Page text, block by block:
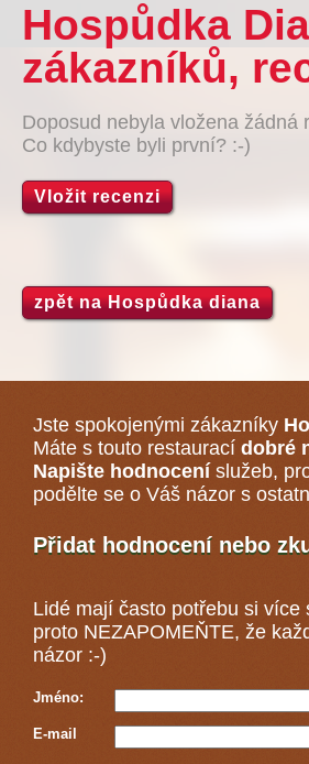
Hospůdka
zákazníků,
Doposud nebyla vložena žádná
Co kdybyste byli první? :-)
Vložit recenzi
zpět na Hospůdka diana
Jste spokojenými zákazníky
Máte s touto restaurací dobré
Napište hodnocení služeb,
podělte se o Váš názor s
Přidat hodnocení nebo
Lidé mají často potřebu si více
proto NEZAPOMEŇTE, že
názor :-)
Jméno:
E-mail